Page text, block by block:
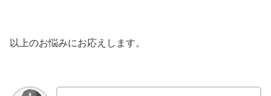
以上のお悩みにお応えします。